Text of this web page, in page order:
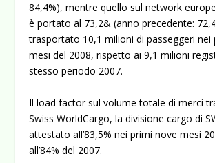
84,4%), mentre quello sul network
è portato al 73,2& (anno precedente:
trasportato 10,1 milioni di passeggeri nei
mesi del 2008, rispetto ai 9,1 milioni
stesso periodo 2007.
Il load factor sul volume totale di merci
Swiss WorldCargo, la divisione cargo di
attestato all’83,5% nei primi nove mesi
all’84% del 2007.